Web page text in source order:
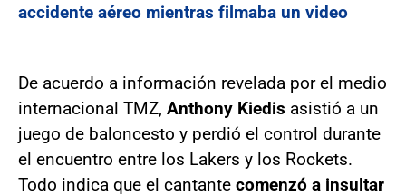
accidente aéreo mientras filmaba un video
De acuerdo a información revelada por el medio
internacional TMZ, Anthony Kiedis asistió a un
juego de baloncesto y perdió el control durante
el encuentro entre los Lakers y los Rockets.
Todo indica que el cantante comenzó a insultar